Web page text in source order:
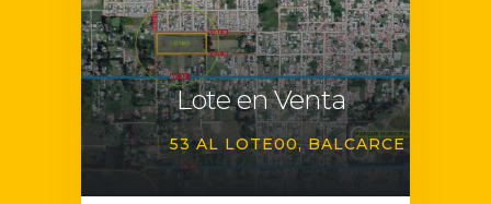
Lote en Venta
53 AL LOTE00 BALCARCE